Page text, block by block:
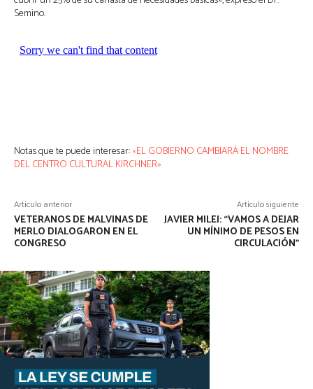
Semino.
Notas que te puede interesar:«EL GOBIERNO CAMBIARÁ EL NOMBRE
DEL CENTRO CULTURAL KIRCHNER»
Artículo anterior
VETERANOS DE MALVINAS DE
MERLO DIALOGARON EN EL
CONGRESO
Artículo siguiente
JAVIER MILEI: “VAMOS A DEJAR
UN MÍNIMO DE PESOS EN
CIRCULACIÓN”